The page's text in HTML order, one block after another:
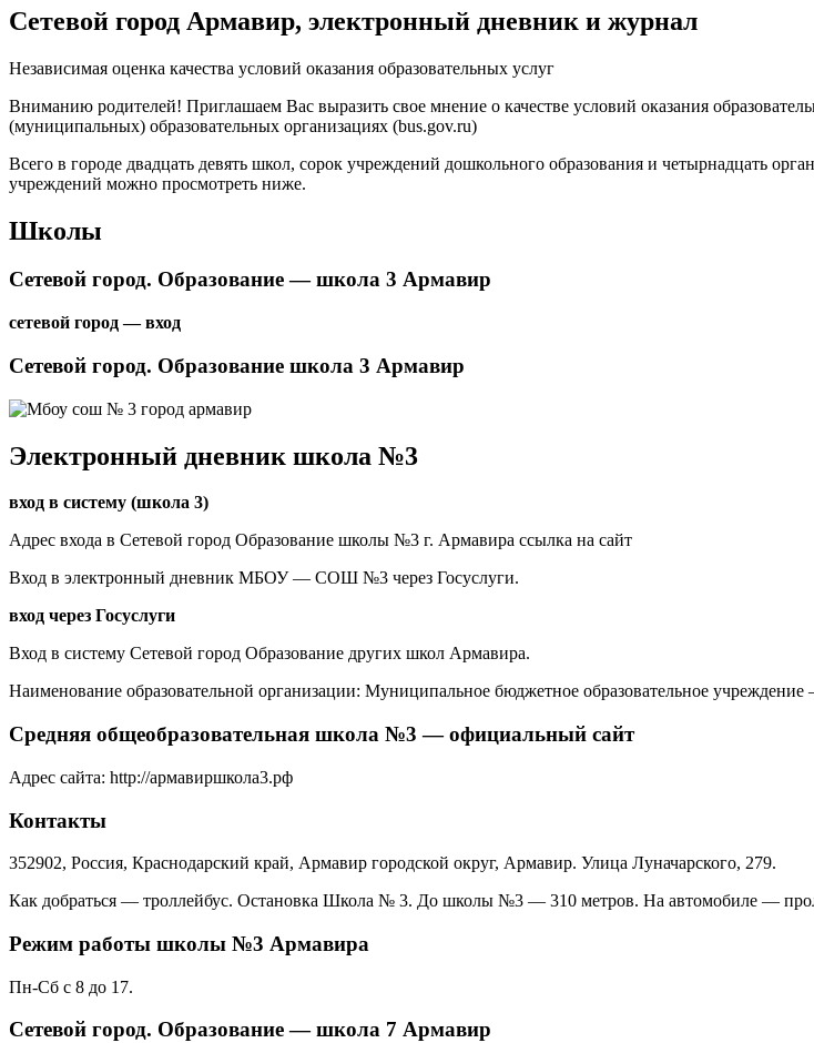
Сетевой город Армавир, электронный дневник и журнал
Независимая оценка качества условий оказания образовательных услуг
Вниманию родителей! Приглашаем Вас выразить свое мнение о качестве условий оказания
(муниципальных) образовательных организациях (bus.gov.ru)
Всего в городе двадцать девять школ, сорок учреждений дошкольного образования и четырнадцать
учреждений можно просмотреть ниже.
Школы
Сетевой город. Образование — школа 3 Армавир
сетевой город — вход
Сетевой город. Образование школа 3 Армавир
Электронный дневник школа №3
вход в систему (школа 3)
Адрес входа в Сетевой город Образование школы №3 г. Армавира ссылка на сайт
Вход в электронный дневник МБОУ — СОШ №3 через Госуслуги.
вход через Госуслуги
Вход в систему Сетевой город Образование других школ Армавира.
Наименование образовательной организации: Муниципальное бюджетное образовательное
Средняя общеобразовательная школа №3 — официальный сайт
Адрес сайта: http://армавиршкола3.рф
Контакты
352902, Россия, Краснодарский край, Армавир городской округ, Армавир. Улица Луначарского, 279.
Как добраться — троллейбус. Остановка Школа № 3. До школы №3 — 310 метров. На автомобиле —
Режим работы школы №3 Армавира
Пн-Сб с 8 до 17.
Сетевой город. Образование — школа 7 Армавир